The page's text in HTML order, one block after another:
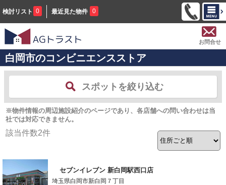
検討リスト 0 最近見た物件 0
お問合せ
白岡市のコンビニエンスストア
スポットを絞り込む
※物件情報の周辺施設紹介のページであり、各店舗への問い合わせは当
社では対応できません。
該当件数2件
セブンイレブン 新白岡駅西口店
埼玉県白岡市新白岡７丁目